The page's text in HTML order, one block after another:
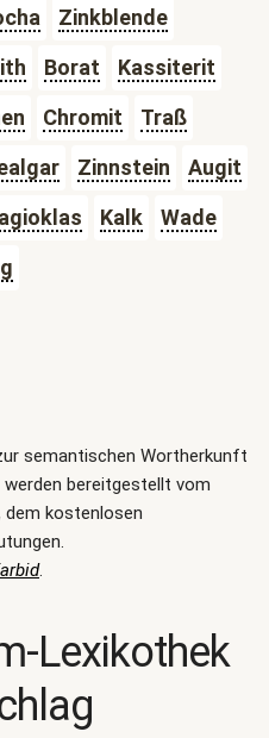
Zinkblende
Borat
Kassiterit
Chromit
Traß
Zinnstein
Augit
Kalk
Wade
semantischen Wortherkunft
werden bereitgestellt vom
dem kostenlosen
.
Lexikothek